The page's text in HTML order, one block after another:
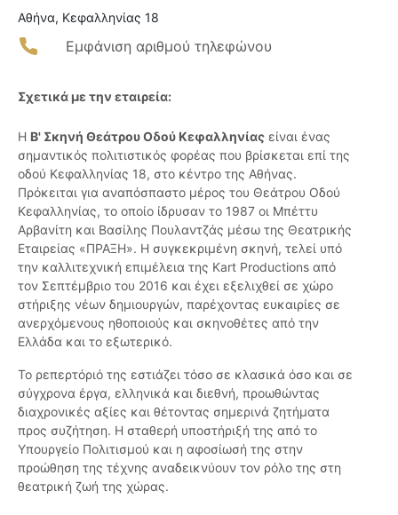
Αθήνα, Κεφαλληνίας 18
Εμφάνιση αριθμού τηλεφώνου
Σχετικά με την εταιρεία:
Η Β' Σκηνή Θεάτρου Οδού Κεφαλληνίας είναι ένας
σημαντικός πολιτιστικός φορέας που βρίσκεται επί της
οδού Κεφαλληνίας 18, στο κέντρο της Αθήνας.
Πρόκειται για αναπόσπαστο μέρος του Θεάτρου Οδού
Κεφαλληνίας, το οποίο ίδρυσαν το 1987 οι Μπέττυ
Αρβανίτη και Βασίλης Πουλαντζάς μέσω της Θεατρικής
Εταιρείας «ΠΡΑΞΗ». Η συγκεκριμένη σκηνή, τελεί υπό
την καλλιτεχνική επιμέλεια της Kart Productions από
τον Σεπτέμβριο του 2016 και έχει εξελιχθεί σε χώρο
στήριξης νέων δημιουργών, παρέχοντας ευκαιρίες σε
ανερχόμενους ηθοποιούς και σκηνοθέτες από την
Ελλάδα και το εξωτερικό.
Το ρεπερτόριό της εστιάζει τόσο σε κλασικά όσο και σε
σύγχρονα έργα, ελληνικά και διεθνή, προωθώντας
διαχρονικές αξίες και θέτοντας σημερινά ζητήματα
προς συζήτηση. Η σταθερή υποστήριξή της από το
Υπουργείο Πολιτισμού και η αφοσίωσή της στην
προώθηση της τέχνης αναδεικνύουν τον ρόλο της στη
θεατρική ζωή της χώρας.